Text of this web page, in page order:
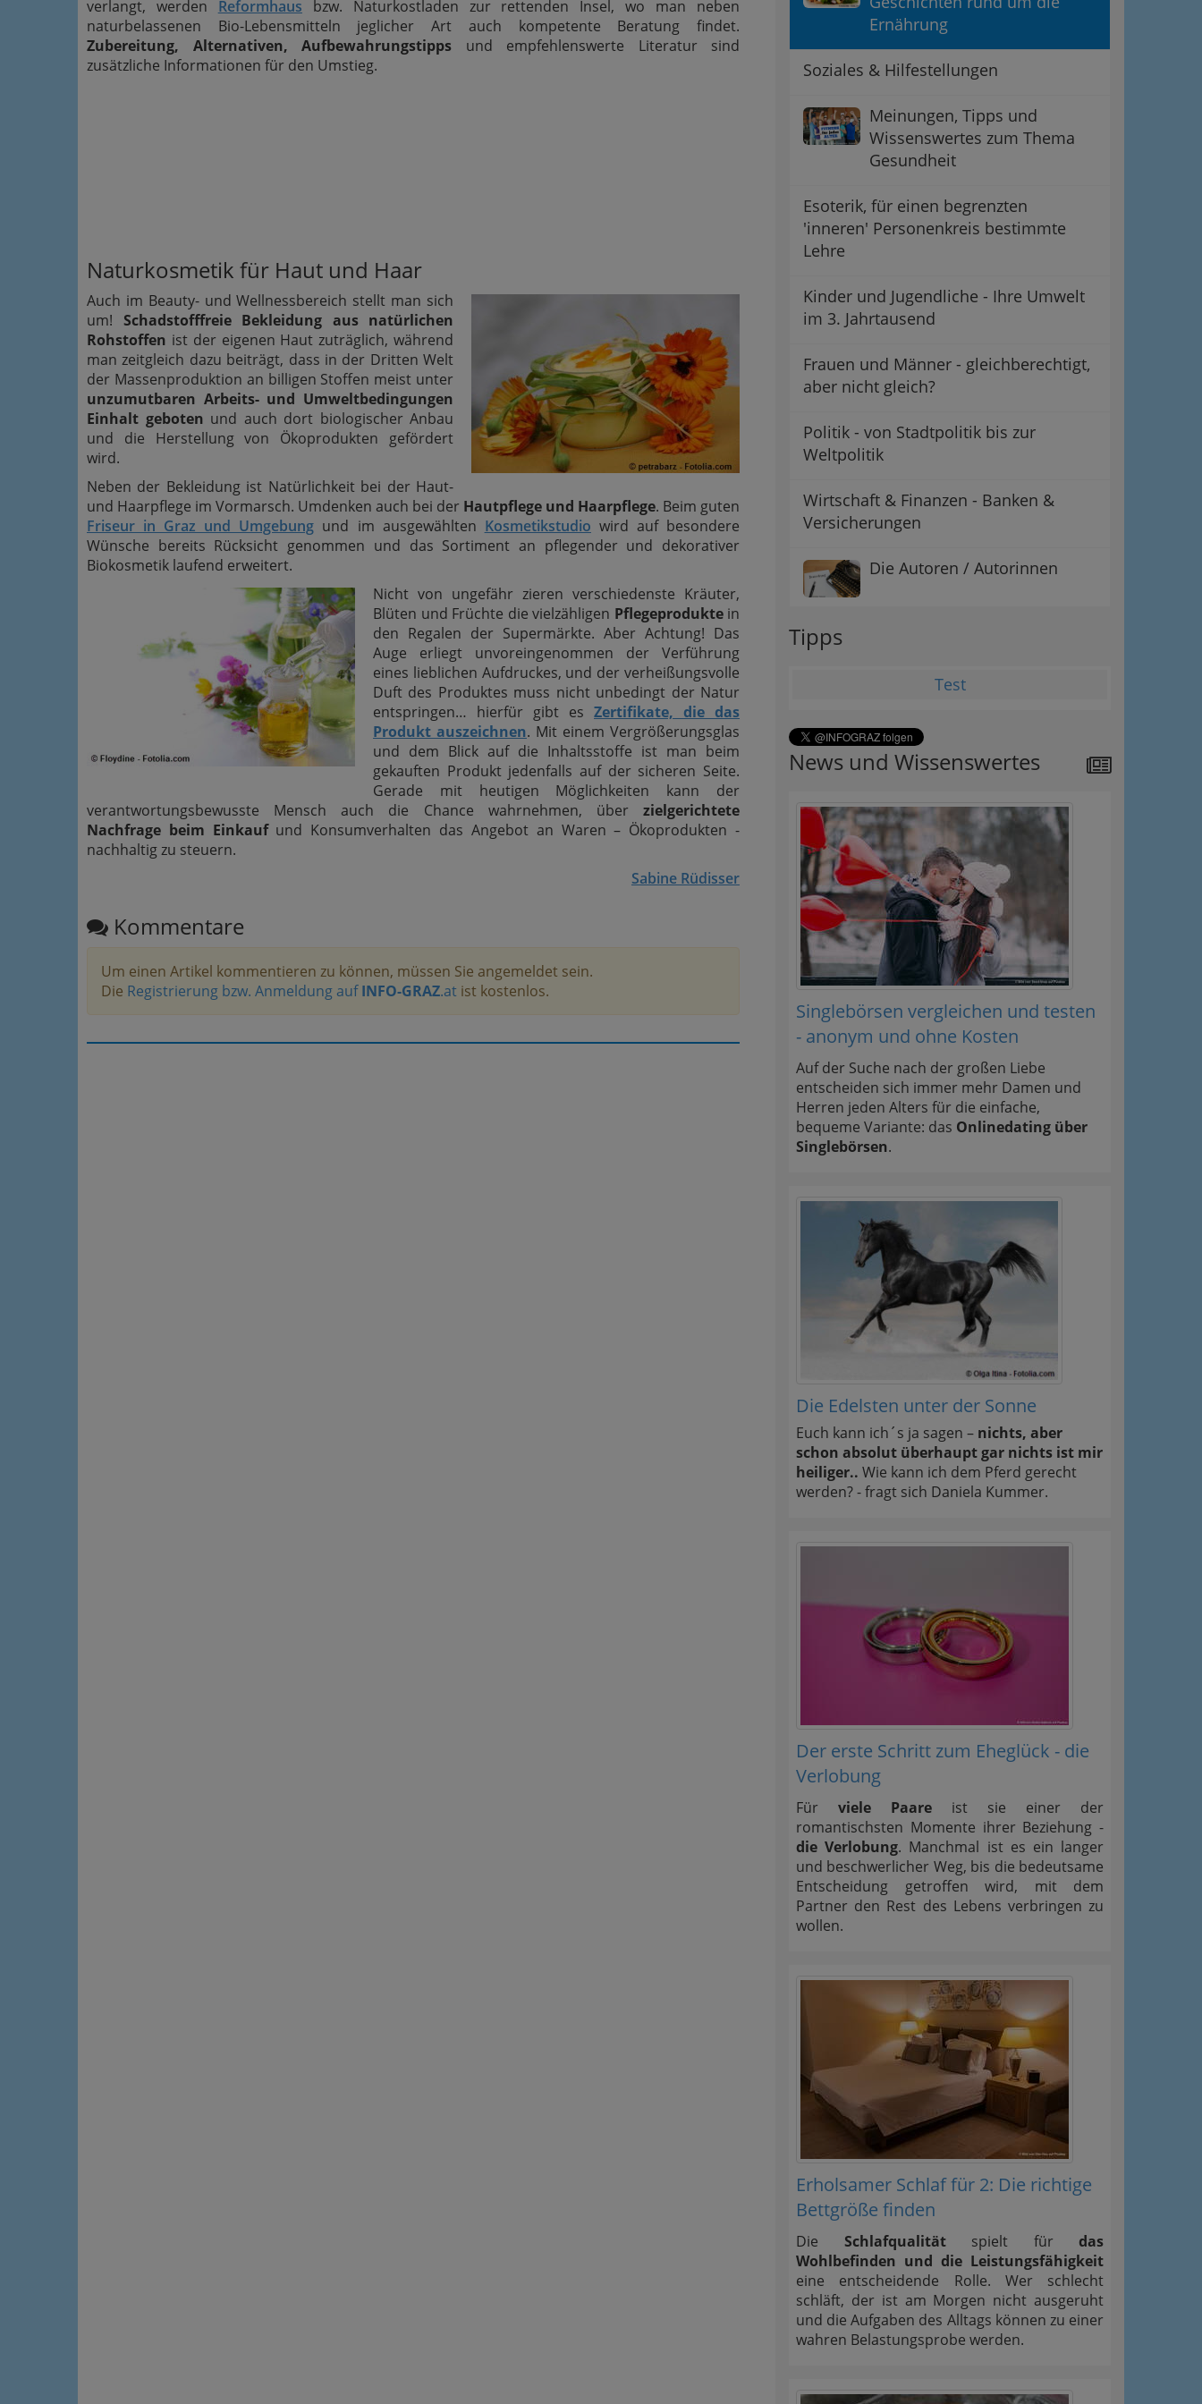
verlangt, werden Reformhaus bzw. Naturkostladen zur rettenden Insel, wo man neben
naturbelassenen Bio-Lebensmitteln jeglicher Art auch kompetente Beratung findet.
Zubereitung, Alternativen, Aufbewahrungstipps und empfehlenswerte Literatur sind
zusätzliche Informationen für den Umstieg.
Naturkosmetik für Haut und Haar
Auch im Beauty- und Wellnessbereich stellt man sich
um! Schadstofffreie Bekleidung aus natürlichen
Rohstoffen ist der eigenen Haut zuträglich, während
man zeitgleich dazu beiträgt, dass in der Dritten Welt
der Massenproduktion an billigen Stoffen meist unter
unzumutbaren Arbeits- und Umweltbedingungen
Einhalt geboten und auch dort biologischer Anbau
und die Herstellung von Ökoprodukten gefördert
wird.
Neben der Bekleidung ist Natürlichkeit bei der Haut-
und Haarpflege im Vormarsch. Umdenken auch bei der Hautpflege und Haarpflege. Beim guten
Friseur in Graz und Umgebung und im ausgewählten Kosmetikstudio wird auf besondere
Wünsche bereits Rücksicht genommen und das Sortiment an pflegender und dekorativer
Biokosmetik laufend erweitert.
Nicht von ungefähr zieren verschiedenste Kräuter,
Blüten und Früchte die vielzähligen Pflegeproduktein
den Regalen der Supermärkte. Aber Achtung! Das
Auge erliegt unvoreingenommen der Verführung
eines lieblichen Aufdruckes, und der verheißungsvolle
Duft des Produktes muss nicht unbedingt der Natur
entspringen… hierfür gibt es Zertifikate, die das
Produkt auszeichnen. Mit einem Vergrößerungsglas
und dem Blick auf die Inhaltsstoffe ist man beim
gekauften Produkt jedenfalls auf der sicheren Seite.
Gerade mit heutigen Möglichkeiten kann der
verantwortungsbewusste Mensch auch die Chance wahrnehmen, über zielgerichtete
Nachfrage beim Einkaufund Konsumverhalten das Angebot an Waren – Ökoprodukten -
nachhaltig zu steuern.
Sabine Rüdisser
Kommentare
Um einen Artikel kommentieren zu können, müssen Sie angemeldet sein.
Die Registrierung bzw. Anmeldung aufINFO-GRAZ.at ist kostenlos.
Ernährung
Soziales & Hilfestellungen
Meinungen, Tipps und
Wissenswertes zum Thema
Gesundheit
Esoterik, für einen begrenzten
'inneren' Personenkreis bestimmte
Lehre
Kinder und Jugendliche - Ihre Umwelt
im 3. Jahrtausend
Frauen und Männer - gleichberechtigt,
aber nicht gleich?
Politik - von Stadtpolitik bis zur
Weltpolitik
Wirtschaft & Finanzen - Banken &
Versicherungen
Die Autoren / Autorinnen
Tipps
Test
News und Wissenswertes
Singlebörsen vergleichen und testen
- anonym und ohne Kosten
Auf der Suche nach der großen Liebe
entscheiden sich immer mehr Damen und
Herren jeden Alters für die einfache,
bequeme Variante: das Onlinedating über
Singlebörsen.
Die Edelsten unter der Sonne
Euch kann ich´s ja sagen – nichts, aber
schon absolut überhaupt gar nichts ist mir
heiliger.. Wie kann ich dem Pferd gerecht
werden? - fragt sich Daniela Kummer.
Der erste Schritt zum Eheglück - die
Verlobung
Für viele Paare ist sie einer der
romantischsten Momente ihrer Beziehung -
die Verlobung. Manchmal ist es ein langer
und beschwerlicher Weg, bis die bedeutsame
Entscheidung getroffen wird, mit dem
Partner den Rest des Lebens verbringen zu
wollen.
Erholsamer Schlaf für 2: Die richtige
Bettgröße finden
Die Schlafqualitätspielt für das
Wohlbefinden und die Leistungsfähigkeit
eine entscheidende Rolle. Wer schlecht
schläft, der ist am Morgen nicht ausgeruht
und die Aufgaben des Alltags können zu einer
wahren Belastungsprobe werden.